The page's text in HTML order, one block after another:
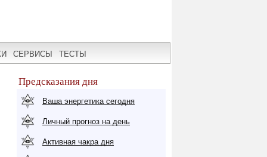
СЕРВИСЫ ТЕСТЫ
Предсказания дня
Ваша энергетика сегодня
Личный прогноз на день
Активная чакра дня